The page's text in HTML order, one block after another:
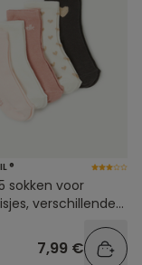
®
sokken voor
verschillende
7,99 €